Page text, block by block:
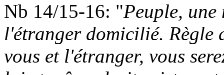
Nb 14/15-16: "Peuple, une
l'étranger domicilié. Règle
vous et l'étranger, vous